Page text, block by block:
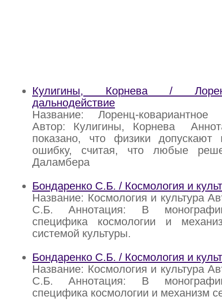
Кулигины, Корнева / Лоренц-
дальнодействие
Название: Лоренц-ковариантное
Автор: Кулигины, Корнева
показано, что физики допускают
ошибку, считая, что любые
Даламбера
Бондаренко С.Б. / Космология и
Название: Космология и культура
С.Б. Аннотация: В
специфика космологии и
системой культуры.
Бондаренко С.Б. / Космология и
Название: Космология и культура
С.Б. Аннотация: В
специфика космологии и механизм